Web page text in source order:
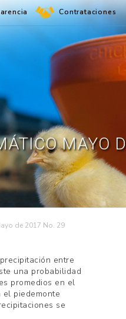
Contrataciones
MAYO
de 2017 No. 29
entre
una probabilidad
promedios en el
piedemonte
se